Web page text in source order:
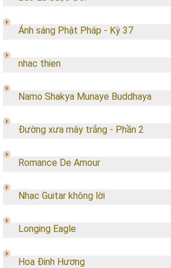
Ánh sáng Phật Pháp - Kỳ 37
nhac thien
Namo Shakya Munaye Buddhaya
Đường xưa mây trắng - Phần 2
Romance De Amour
Nhạc Guitar không lời
Longing Eagle
Hoa Đinh Hương